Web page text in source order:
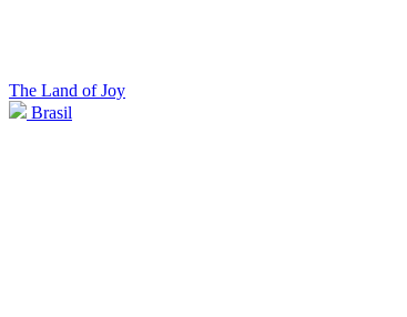
The Land of Joy
Brasil